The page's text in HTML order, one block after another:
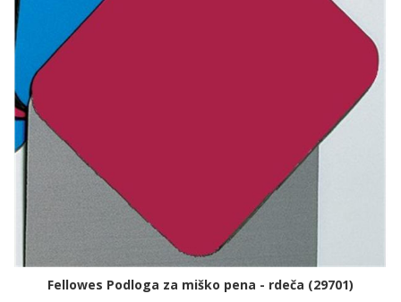
Fellowes Podloga za miško pena - rdeča (29701)